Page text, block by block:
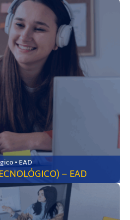
Divinópolis-MG • Tecnológico • EAD
– EAD